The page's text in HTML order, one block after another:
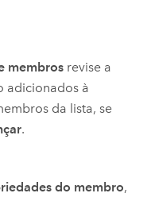
membrosrevise a
adicionados à
da lista, se
.
do membro,